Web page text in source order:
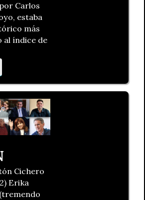
Carlos
estaba
más
al índice de
Cichero
Erika